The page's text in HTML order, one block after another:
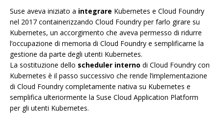
Suse aveva iniziato a integrare Kubernetes e Cloud Foundry
nel 2017 containerizzando Cloud Foundry per farlo girare su
Kubernetes, un accorgimento che aveva permesso di ridurre
l’occupazione di memoria di Cloud Foundry e semplificarne la
gestione da parte degli utenti Kubernetes.
La sostituzione dello scheduler interno di Cloud Foundry con
Kubernetes è il passo successivo che rende l’implementazione
di Cloud Foundry completamente nativa su Kubernetes e
semplifica ulteriormente la Suse Cloud Application Platform
per gli utenti Kubernetes.